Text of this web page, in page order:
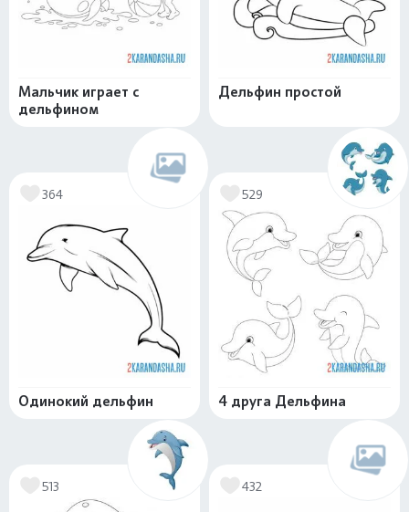
Мальчик играет с
дельфином
Дельфин простой
364
Одинокий дельфин
529
4 друга Дельфина
513 432